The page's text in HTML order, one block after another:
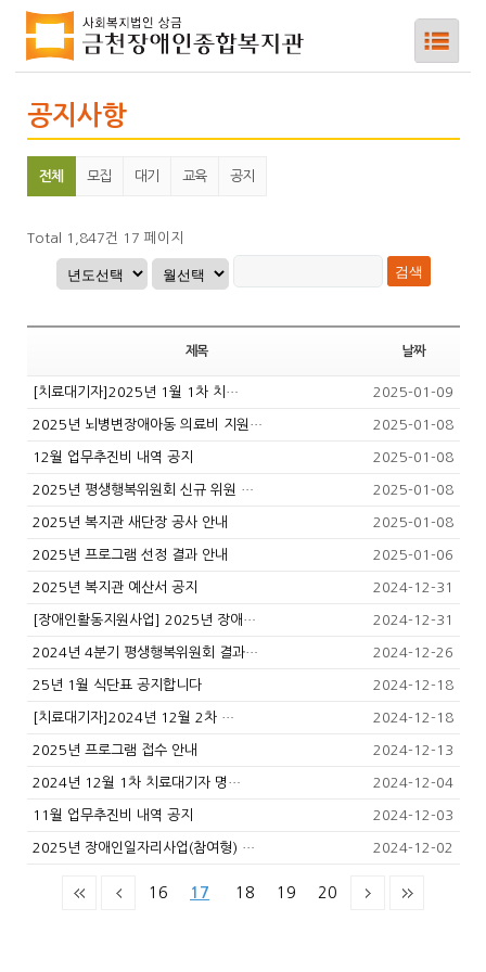
하위메뉴
하위메뉴
하위메뉴
하위메뉴
공지사항
전체 모집 대기 교육 공지
Total 1,847건 17 페이지
제목 날짜
[치료대기자]2025년 1월 1차 치… 2025-01-09
2025년 뇌병변장애아동 의료비 지원… 2025-01-08
12월 업무추진비 내역 공지 2025-01-08
2025년 평생행복위원회 신규 위원 … 2025-01-08
2025년 복지관 새단장 공사 안내 2025-01-08
2025년 프로그램 선정 결과 안내 2025-01-06
2025년 복지관 예산서 공지 2024-12-31
[장애인활동지원사업] 2025년 장애… 2024-12-31
2024년 4분기 평생행복위원회 결과… 2024-12-26
25년 1월 식단표 공지합니다 2024-12-18
[치료대기자]2024년 12월 2차 … 2024-12-18
2025년 프로그램 접수 안내 2024-12-13
2024년 12월 1차 치료대기자 명… 2024-12-04
11월 업무추진비 내역 공지 2024-12-03
2025년 장애인일자리사업(참여형) … 2024-12-02
16 17 18 19 20